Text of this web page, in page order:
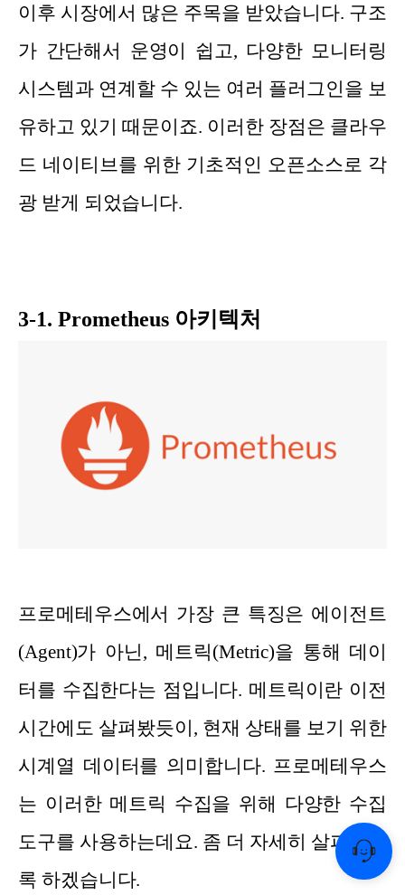
이후 시장에서 많은 주목을 받았습니다. 구조
가 간단해서 운영이 쉽고, 다양한 모니터링
시스템과 연계할 수 있는 여러 플러그인을 보
유하고 있기 때문이죠. 이러한 장점은 클라우
드 네이티브를 위한 기초적인 오픈소스로 각
광 받게 되었습니다.
3-1. Prometheus 아키텍처
프로메테우스에서 가장 큰 특징은 에이전트
(Agent)가 아닌, 메트릭(Metric)을 통해 데이
터를 수집한다는 점입니다. 메트릭이란 이전
시간에도 살펴봤듯이, 현재 상태를 보기 위한
시계열 데이터를 의미합니다. 프로메테우스
는 이러한 메트릭 수집을 위해 다양한 수집
도구를 사용하는데요. 좀 더 자세히 살펴보도
록 하겠습니다.